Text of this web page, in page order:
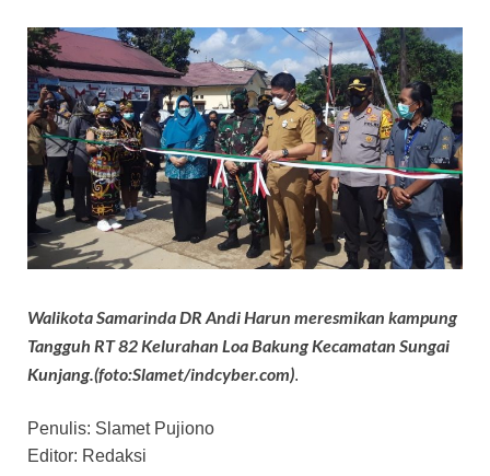
Walikota Samarinda DR Andi Harun meresmikan kampung
Tangguh RT 82 Kelurahan Loa Bakung Kecamatan Sungai
Kunjang.(foto:Slamet/indcyber.com).
Penulis: Slamet Pujiono
Editor: Redaksi